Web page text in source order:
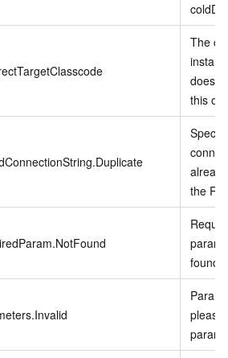
The
does
this
the
param
found.
please